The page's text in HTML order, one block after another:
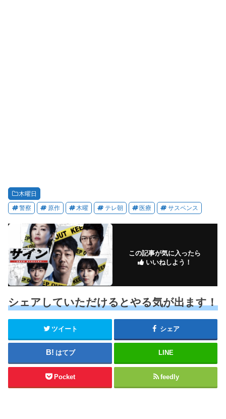
木曜日
警察 原作 木曜 テレ朝 医療 サスペンス
この記事が気に入ったら
いいねしよう！
シェアしていただけるとやる気が出ます！
ツイート シェア
はてブ LINE
Pocket feedly